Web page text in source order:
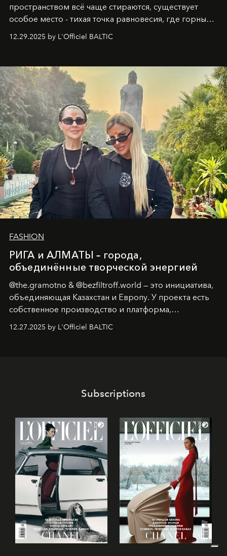
пространством всё чаще стираются, существует
особое место - тихая точка равновесия, где горные
глубинами человеческой души. Здесь, на стыке
Ольга Потапова - женщина, чей путь от поиска
истины превратился в искусство превращения
человеческих кризисов в возможности для
возрождения.
12.29.2025 by L'Officiel BALTIC
FASHION
РИГА и АЛМАТЫ – города,
объединённые творческой энергией
@the.gramotno & @bezfiltroff.world — это инициатива,
объединяющая Казахстан и Европу. У проекта есть
собственное производство и платформа,
решения для дизайнеров и молодых брендов.
12.27.2025 by L'Officiel BALTIC
Subscriptions